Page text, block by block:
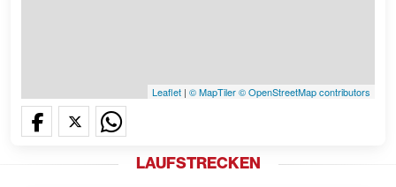
Leaflet | © MapTiler© OpenStreetMap contributors
LAUFSTRECKEN